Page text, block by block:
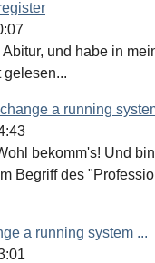
Abitur, und habe in
gelesen...
a running
bekomm's! Und
Begriff des
a running system ...